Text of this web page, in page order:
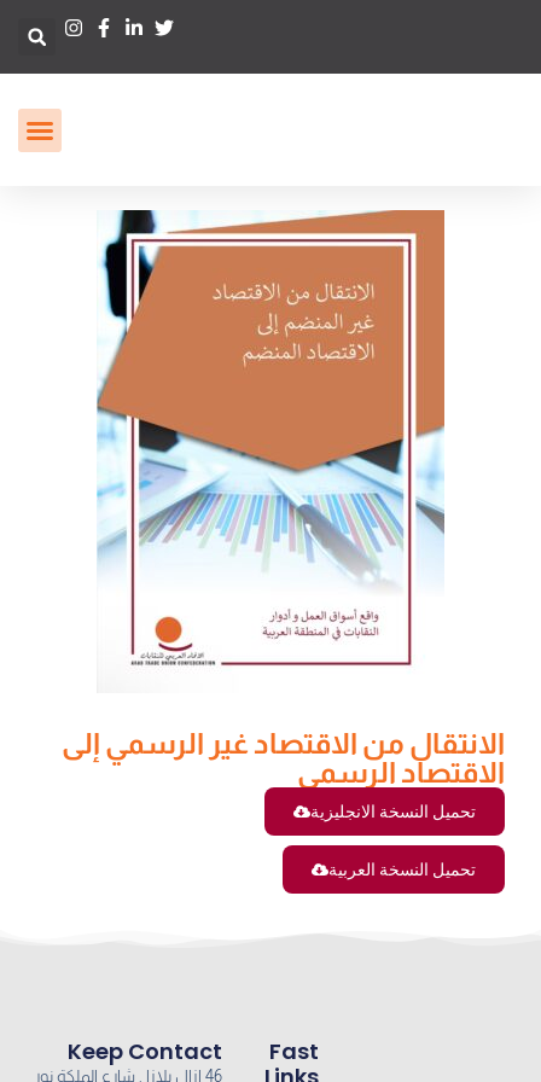
الانتقال من الاقتصاد غير الرسمي إلى
الاقتصاد الرسمي
تحميل النسخة الانجليزية
تحميل النسخة العربية
Fast
Keep Contact
46 ازال بلازا , شارع الملكة نور